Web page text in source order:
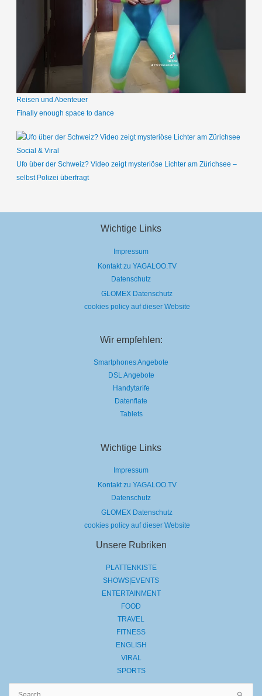
Reisen und Abenteuer
Finally enough space to dance
Social & Viral
Ufo über der Schweiz? Video zeigt mysteriöse Lichter am Zürichsee –
selbst Polizei überfragt
Wichtige Links
Impressum
Kontakt zu YAGALOO.TV
Datenschutz
GLOMEX Datenschutz
cookies policy auf dieser Website
Wir empfehlen:
Smartphones Angebote
DSL Angebote
Handytarife
Datenflate
Tablets
Wichtige Links
Impressum
Kontakt zu YAGALOO.TV
Datenschutz
GLOMEX Datenschutz
cookies policy auf dieser Website
Unsere Rubriken
PLATTENKISTE
SHOWS|EVENTS
ENTERTAINMENT
FOOD
TRAVEL
FITNESS
ENGLISH
VIRAL
SPORTS